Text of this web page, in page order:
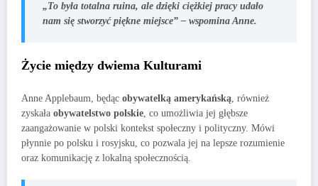
„To była totalna ruina, ale dzięki ciężkiej pracy udało
nam się stworzyć piękne miejsce” – wspomina Anne.
Życie między dwiema Kulturami
Anne Applebaum, będąc obywatelką amerykańską, również
zyskała obywatelstwo polskie, co umożliwia jej głębsze
zaangażowanie w polski kontekst społeczny i polityczny. Mówi
płynnie po polsku i rosyjsku, co pozwala jej na lepsze rozumienie
oraz komunikację z lokalną społecznością.